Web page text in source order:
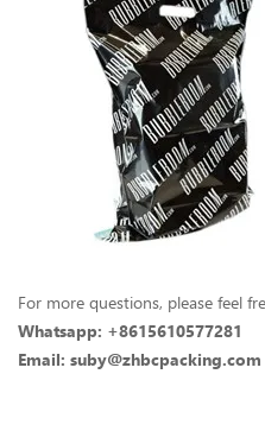
For more questions, please feel
Whatsapp: +8615610577281
Email: suby@zhbcpacking.com